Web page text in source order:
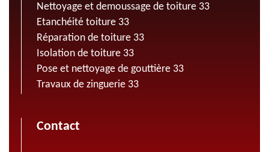
Nettoyage et demoussage de toiture 33
Etanchéité toiture 33
Réparation de toiture 33
Isolation de toiture 33
Pose et nettoyage de gouttière 33
Travaux de zinguerie 33
Contact